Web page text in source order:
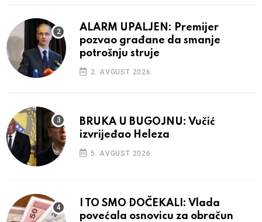
ALARM UPALJEN: Premijer
pozvao građane da smanje
potrošnju struje
2. AVGUST 2026.
BRUKA U BUGOJNU: Vučić
izvrijeđao Heleza
5. AVGUST 2026.
I TO SMO DOČEKALI: Vlada
povećala osnovicu za obračun